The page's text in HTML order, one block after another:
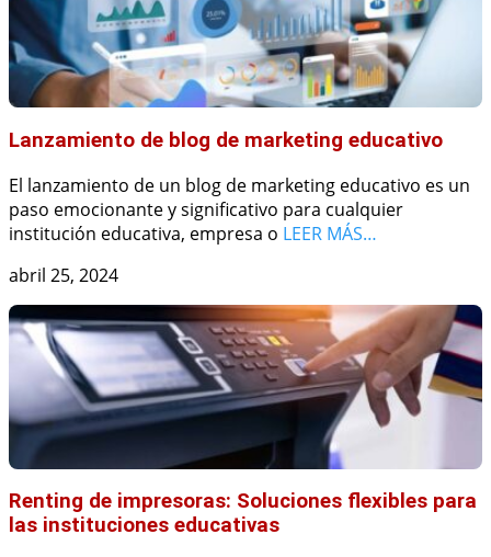
Lanzamiento de blog de marketing educativo
El lanzamiento de un blog de marketing educativo es un
paso emocionante y significativo para cualquier
institución educativa, empresa o LEER MÁS…
abril 25, 2024
Renting de impresoras: Soluciones flexibles para
las instituciones educativas